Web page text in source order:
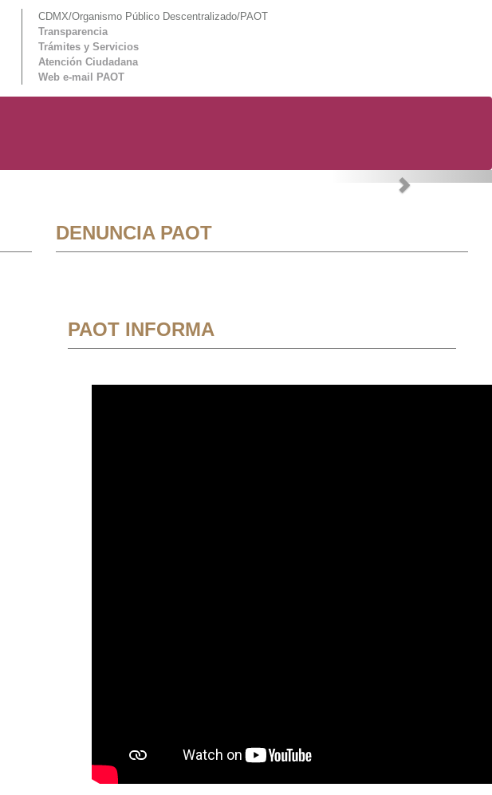
CDMX/Organismo Público Descentralizado/PAOT
Transparencia
Trámites y Servicios
Atención Ciudadana
Web e-mail PAOT
Next
DENUNCIA PAOT
PAOT INFORMA